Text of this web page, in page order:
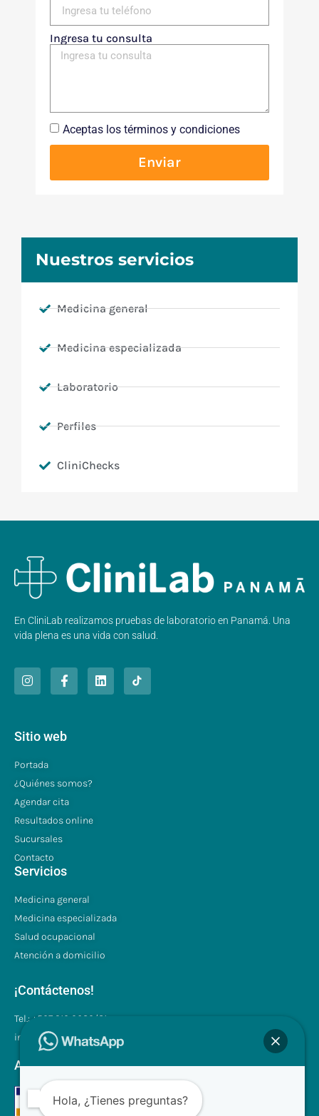
Ingresa tu consulta
Aceptas los términos y condiciones
Enviar
Nuestros servicios
Medicina general
Medicina especializada
Laboratorio
Perfiles
CliniChecks
En CliniLab realizamos pruebas de laboratorio en Panamá. Una
vida plena es una vida con salud.
Sitio web
Portada
¿Quiénes somos?
Agendar cita
Resultados online
Sucursales
Contacto
Servicios
Medicina general
Medicina especializada
Salud ocupacional
Atención a domicilio
¡Contáctenos!
Tel.: +507 310 0680/81
info@clinilabpanama.com
Aceptamos
Hola, ¿Tienes preguntas?